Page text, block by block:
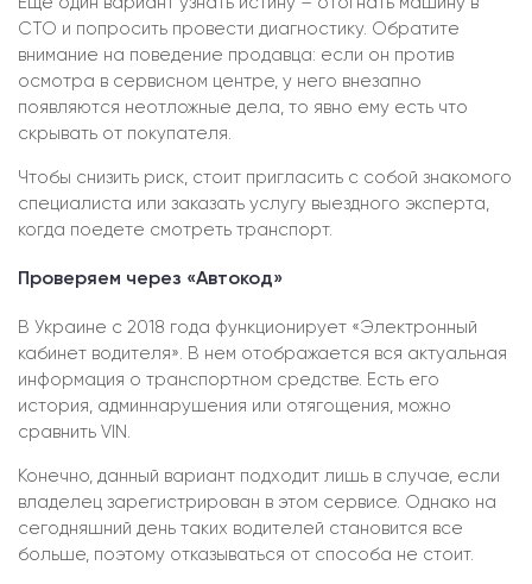
СТО и попросить провести диагностику. Обратите
внимание на поведение продавца: если он против
осмотра в сервисном центре, у него внезапно
появляются неотложные дела, то явно ему есть что
скрывать от покупателя.
Чтобы снизить риск, стоит пригласить с собой знакомого
специалиста или заказать услугу выездного эксперта,
когда поедете смотреть транспорт.
Проверяем через «Автокод»
В Украине с 2018 года функционирует «Электронный
кабинет водителя». В нем отображается вся актуальная
информация о транспортном средстве. Есть его
история, админнарушения или отягощения, можно
сравнить VIN.
Конечно, данный вариант подходит лишь в случае, если
владелец зарегистрирован в этом сервисе. Однако на
сегодняшний день таких водителей становится все
больше, поэтому отказываться от способа не стоит.